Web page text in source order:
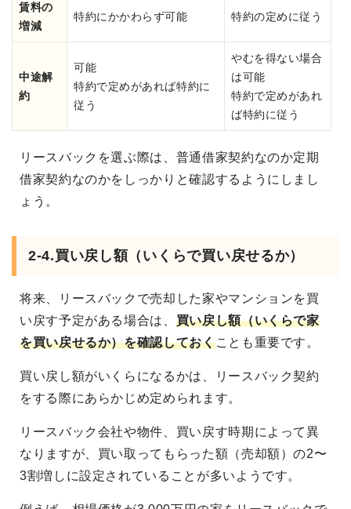
賃料の
増減
特約にかかわらず可能 特約の定めに従う
中途解
約
可能
特約で定めがあれば特約に
従う
やむを得ない場合
は可能
特約で定めがあれ
ば特約に従う
リースバックを選ぶ際は、普通借家契約なのか定期
借家契約なのかをしっかりと確認するようにしまし
ょう。
2-4.買い戻し額（いくらで買い戻せるか）
将来、リースバックで売却した家やマンションを買
い戻す予定がある場合は、 買い戻し額（いくらで家
を買い戻せるか）を確認しておくことも重要です。
買い戻し額がいくらになるかは、リースバック契約
をする際にあらかじめ定められます。
リースバック会社や物件、買い戻す時期によって異
なりますが、買い取ってもらった額（売却額）の2〜
3割増しに設定されていることが多いようです。